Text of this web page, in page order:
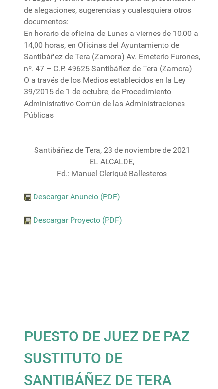
de alegaciones, sugerencias y cualesquiera otros
documentos:
En horario de oficina de Lunes a viernes de 10,00 a
14,00 horas, en Oficinas del Ayuntamiento de
Santibáñez de Tera (Zamora) Av. Emeterio Furones,
nº. 47 – C.P. 49625 Santibáñez de Tera (Zamora)
O a través de los Medios establecidos en la Ley
39/2015 de 1 de octubre, de Procedimiento
Administrativo Común de las Administraciones
Públicas
Santibáñez de Tera, 23 de noviembre de 2021
EL ALCALDE,
Fd.: Manuel Clerigué Ballesteros
Descargar Anuncio (PDF)
Descargar Proyecto (PDF)
PUESTO DE JUEZ DE PAZ
SUSTITUTO DE
SANTIBÁÑEZ DE TERA